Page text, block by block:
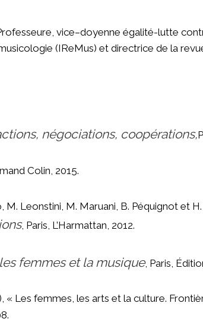
vice–doyenne égalité-lutte
(IReMus) et directrice de la
négociations, coopérations,
Colin, 2015.
Leonstini, M. Maruani, B. Péquignot et
, Paris, L’Harmattan, 2012.
femmes et la musique, Paris,
« Les femmes, les arts et la culture.